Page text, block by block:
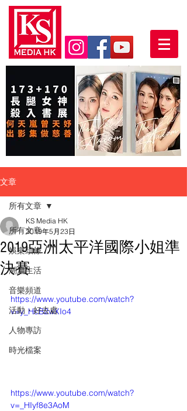
文章
所有文章
娛樂頭條
潮流生活
音樂頻道
活動・好去處
人物專訪
時光檔案
所有文章
2019亞洲太平洋國際小姐準
決賽
KS Media HK
2019年5月23日
https://www.youtube.com/watch?
v=y_HcB2wXIo4
https://www.youtube.com/watch?
v=_HIyf8e3AoM